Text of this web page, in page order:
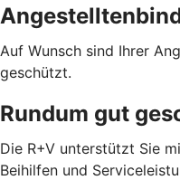
Auf Wunsch sind Ihrer
geschützt.
Rundum gut
Die R+V unterstützt Sie
Beihilfen und